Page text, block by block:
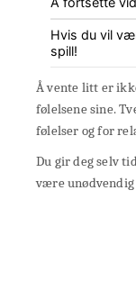
Hvis du vil
spill!
Å vente litt er
følelsene sine.
følelser og for
Du gir deg selv
være unødvendig